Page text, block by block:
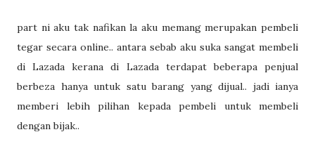
part ni aku tak nafikan la aku memang merupakan pembeli
tegar secara online.. antara sebab aku suka sangat membeli
di Lazada kerana di Lazada terdapat beberapa penjual
berbeza hanya untuk satu barang yang dijual.. jadi ianya
memberi lebih pilihan kepada pembeli untuk membeli
dengan bijak..